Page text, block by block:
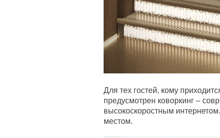
Для тех гостей, кому
предусмотрен коворкинг –
высокоскоростным
местом.